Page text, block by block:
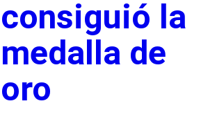
consiguió la
medalla de
oro